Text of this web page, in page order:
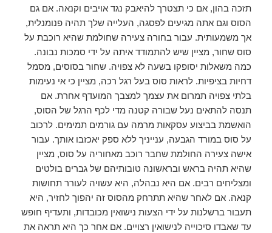
תזכה בהון, אם כי תצטרך להיאבק נגד אויבים וקנאה. אם גם
הסוס וגם אתה מגיעים לפסגה, העלייה שלך תהיה פנומנלית,
אך משמעותית. עבור בחורה צעירה שחולמת שהיא רוכבת על
סוס שחור, מציין שיש להתמודד איתה על ידי סמכות נבונה.
כמה משאלות יסופקו בשעה לא צפויה. שחור בסוסים, מסמל
דחיות בציפיות. לראות סוס בעל רגל רכה, מציין כי אי נעימות
בלתי צפויה תמרום את עצמך למצבך המועדף אחרת. אם
תנסה להתאים נעל שבורה קטנה מדי לכף הרגל של הסוס,
הואשמת בביצוע עסקאות מרמה עם גורמים תמימים. לרכוב
על סוס במורד הגבעה, ענייניך ללא ספק יאכזבו אותך. עבור
אישה צעירה החולמת שחבר רוכב מאחוריה על סוס, מציין
שהיא תהיה בראש ובראשונה טובותיהם של גברים בולטים
ומצליחים רבים. אם היא נבהלה, היא עשויה לעורר תחושות
קנאה. אם לאחר שהיא תתרחק מהסוס זה יהפוך לחזיר, היא
תעבור ברשלנות על ידי הצעות נישואין מכובדות, ותעדיף חופש
עד שאבדו סיכוייה לנישואין רצויים. אם אחר כך היא תראה את